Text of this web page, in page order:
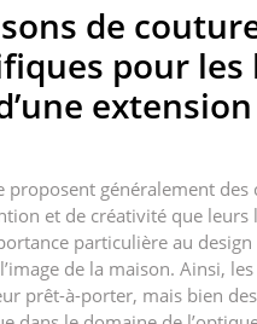
de
pour les
proposent généralement
et de créativité que
particulière au
de la maison. Ainsi,
prêt-à-porter, mais bien